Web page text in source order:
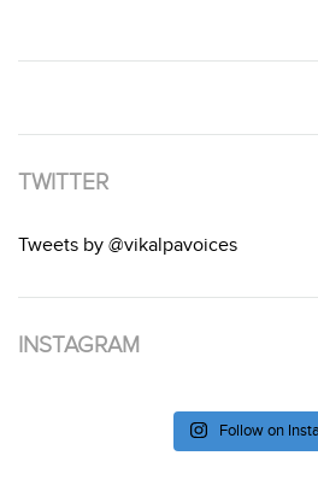
TWITTER
Tweets by @vikalpavoices
INSTAGRAM
Follow on